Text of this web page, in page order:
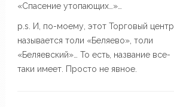
«Спасение утопающих…»…
p.s. И, по-моему, этот Торговый центр
называется толи «Беляево», толи
«Беляевский»… То есть, название все-
таки имеет. Просто не явное.